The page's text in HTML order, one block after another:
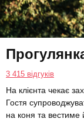
3 415 відгуків
На клієнта чекає
Гостя
на коня та вестиме